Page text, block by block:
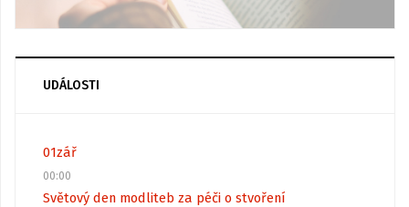
UDÁLOSTI
01zář
00:00
Světový den modliteb za péči o stvoření